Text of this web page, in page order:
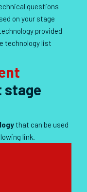
questions
on your stage
provided
technology list
stage
that can be used
link.